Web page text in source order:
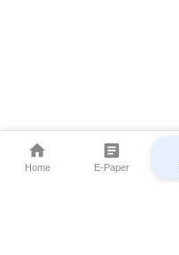
Home E-Paper